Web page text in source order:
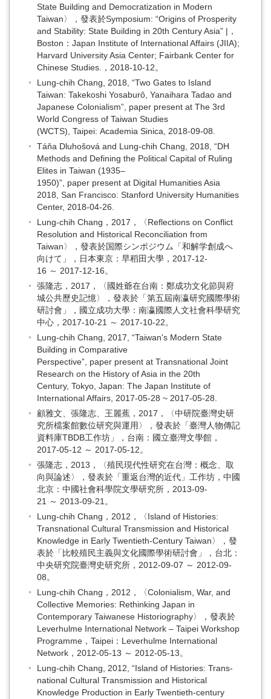
State Building and Democratization in Modern
Taiwan〉，發表於Symposium: “Origins of Prosperity
and Stability: State Building in 20th Century Asia” |，
Boston：Japan Institute of International Affairs (JIIA);
Harvard University Asia Center; Fairbank Center for
Chinese Studies.，2018-10-12。
Lung-chih Chang, 2018, “Two Gates to Island
Taiwan: Takekoshi Yosaburô, Yanaihara Tadao and
Japanese Colonialism”, paper present at The 3rd
World Congress of Taiwan Studies
(WCTS), Taipei: Academia Sinica, 2018-09-08.
Táňa Dluhošová and Lung-chih Chang, 2018, “DH
Methods and Defining the Political Capital of Ruling
Elites in Taiwan (1935–
1950)”, paper present at Digital Humanities Asia
2018, San Francisco: Stanford University Humanities
Center, 2018-04-26.
Lung-chih Chang，2017，〈Reflections on Conflict
Resolution and Historical Reconciliation from
Taiwan〉，發表於国際シンポジウム「和解学創成へ
向けて」，日本東京：早稻田大學，2017-12-
16 ～ 2017-12-16。
張隆志，2017，〈國姓爺在台南：鄭成功文化節與府
城公共歷史記憶〉，發表於「第五屆南瀛研究國際學術
研討會」，國立成功大學：南瀛國際人文社會科學研究
中心，2017-10-21 ～ 2017-10-22。
Lung-chih Chang, 2017, “Taiwan's Modern State
Building in Comparative
Perspective”, paper present at Transnational Joint
Research on the History of Asia in the 20th
Century, Tokyo, Japan: The Japan Institute of
International Affairs, 2017-05-28 ~ 2017-05-28.
顧雅文、張隆志、王麗蕉，2017，〈中研院臺灣史研
究所檔案館數位研究與運用〉，發表於「臺灣人物傳記
資料庫TBDB工作坊」，台南：國立臺灣文學館，
2017-05-12 ～ 2017-05-12。
張隆志，2013，〈殖民現代性研究在台灣：概念、取
向與論述〉，發表於「重返台灣的近代」工作坊，中國
北京：中國社會科學院文學研究所，2013-09-
21 ～ 2013-09-21。
Lung-chih Chang，2012，〈Island of Histories:
Transnational Cultural Transmission and Historical
Knowledge in Early Twentieth-Century Taiwan〉，發
表於「比較殖民主義與文化國際學術研討會」，台北：
中央研究院臺灣史研究所，2012-09-07 ～ 2012-09-
08。
Lung-chih Chang，2012，〈Colonialism, War, and
Collective Memories: Rethinking Japan in
Contemporary Taiwanese Historiography〉，發表於
Leverhulme International Network – Taipei Workshop
Programme，Taipei：Leverhulme International
Network，2012-05-13 ～ 2012-05-13。
Lung-chih Chang, 2012, “Island of Histories: Trans-
national Cultural Transmission and Historical
Knowledge Production in Early Twentieth-century